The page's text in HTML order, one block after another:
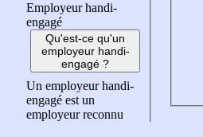
Employeur handi-
engagé
Qu'est-ce qu'un
employeur handi-
engagé ?
Un employeur handi-
engagé est un
employeur reconnu